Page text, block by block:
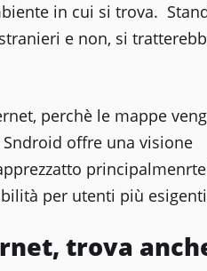
in cui si trova.
e non, si
perchè le mappe
offre una visione
per utenti più
trova